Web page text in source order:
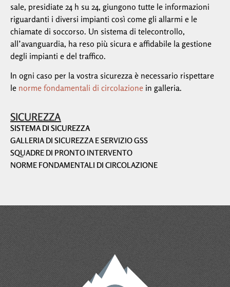
SICUREZZA
SISTEMA DI SICUREZZA
GALLERIA DI SICUREZZA E SERVIZIO GSS
SQUADRE DI PRONTO INTERVENTO
NORME FONDAMENTALI DI CIRCOLAZIONE
sale, presidiate 24 h su 24, giungono tutte le informazioni
riguardanti i diversi impianti così come gli allarmi e le
chiamate di soccorso. Un sistema di telecontrollo,
all’avanguardia, ha reso più sicura e affidabile la gestione
degli impianti e del traffico.
In ogni caso per la vostra sicurezza è necessario rispettare
le norme fondamentali di circolazione in galleria.